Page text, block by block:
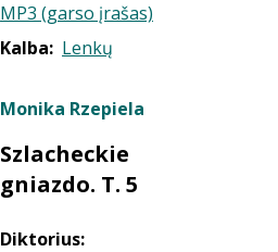
MP3 (garso įrašas)
Kalba: Lenkų
Monika Rzepiela
Szlacheckie
gniazdo. T. 5
Diktorius: